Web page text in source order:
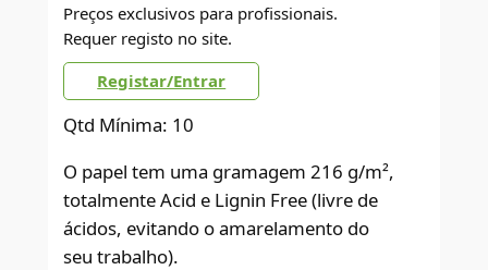
Preços exclusivos para profissionais.
Requer registo no site.
Registar/Entrar
Qtd Mínima: 10
O papel tem uma gramagem 216 g/m²,
totalmente Acid e Lignin Free (livre de
ácidos, evitando o amarelamento do
seu trabalho).